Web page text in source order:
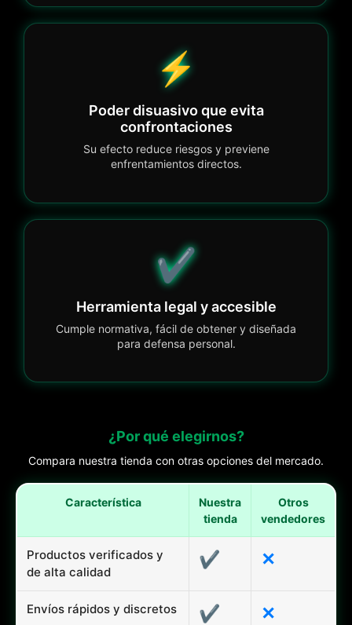
⚡
Poder disuasivo que evita
confrontaciones
Su efecto reduce riesgos y previene
enfrentamientos directos.
✔️
Herramienta legal y accesible
Cumple normativa, fácil de obtener y diseñada
para defensa personal.
¿Por qué elegirnos?
Compara nuestra tienda con otras opciones del mercado.
Característica
Nuestra
tienda
Otros
vendedores
Productos verificados y
de alta calidad
✔ ✕
Envíos rápidos y discretos ✔ ✕